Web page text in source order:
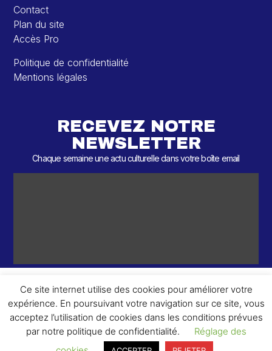
Contact
Plan du site
Accès Pro
Politique de confidentialité
Mentions légales
RECEVEZ NOTRE
NEWSLETTER
Chaque semaine une actu culturelle dans votre boîte email
© 2026 – 2 ème Round – Tous droits réservés.
Ce site internet utilise des cookies pour améliorer votre
expérience. En poursuivant votre navigation sur ce site, vous
acceptez l’utilisation de cookies dans les conditions prévues
par notre politique de confidentialité.
Réglage des